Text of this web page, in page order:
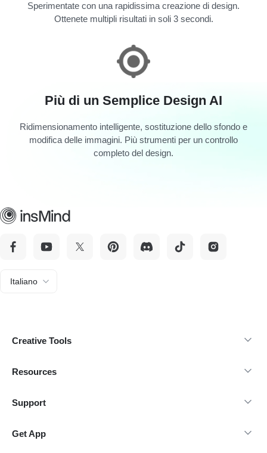
Sperimentate con una rapidissima creazione di design.
Ottenete multipli risultati in soli 3 secondi.
Più di un Semplice Design AI
Ridimensionamento intelligente, sostituzione dello sfondo e
modifica delle immagini. Più strumenti per un controllo
completo del design.
Italiano
Creative Tools
Resources
Support
Get App